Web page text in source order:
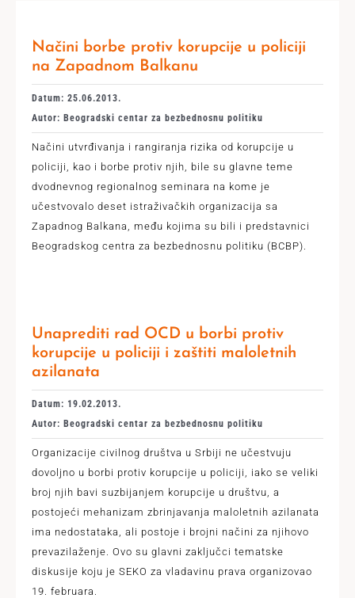
Načini borbe protiv korupcije u policiji
na Zapadnom Balkanu
Datum: 25.06.2013.
Autor: Beogradski centar za bezbednosnu politiku
Načini utvrđivanja i rangiranja rizika od korupcije u
policiji, kao i borbe protiv njih, bile su glavne teme
dvodnevnog regionalnog seminara na kome je
učestvovalo deset istraživačkih organizacija sa
Zapadnog Balkana, među kojima su bili i predstavnici
Beogradskog centra za bezbednosnu politiku (BCBP).
Unaprediti rad OCD u borbi protiv
korupcije u policiji i zaštiti maloletnih
azilanata
Datum: 19.02.2013.
Autor: Beogradski centar za bezbednosnu politiku
Organizacije civilnog društva u Srbiji ne učestvuju
dovoljno u borbi protiv korupcije u policiji, iako se veliki
broj njih bavi suzbijanjem korupcije u društvu, a
postojeći mehanizam zbrinjavanja maloletnih azilanata
ima nedostataka, ali postoje i brojni načini za njihovo
prevazilaženje. Ovo su glavni zaključci tematske
diskusije koju je SEKO za vladavinu prava organizovao
19. februara.